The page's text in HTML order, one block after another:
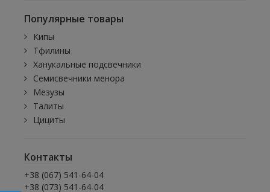
Популярные товары
Кипы
Тфилины
Ханукальные подсвечники
Семисвечники менора
Мезузы
Талиты
Цициты
Контакты
+38 (067) 541-64-04
+38 (073) 541-64-04